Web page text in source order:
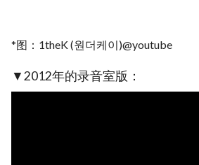
*图：1theK (원더케이)@youtube
▼2012年的录音室版：